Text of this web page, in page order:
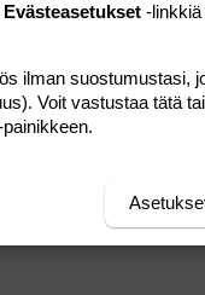
Evästeasetukset -
ilman suostumustasi,
Voit vastustaa tätä
painikkeen.